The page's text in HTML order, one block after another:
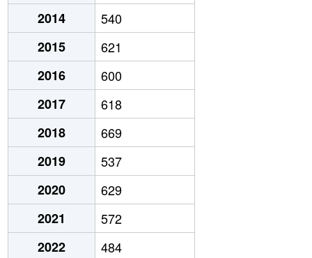
2014
540
2015
621
2016
600
2017
618
2018
669
2019
537
2020
629
2021
572
2022
484